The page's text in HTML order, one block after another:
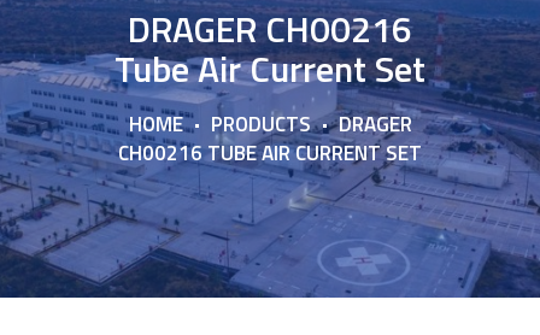
DRAGER CH00216
Tube Air Current Set
HOME PRODUCTS
DRAGER
CH00216 TUBE AIR CURRENT SET